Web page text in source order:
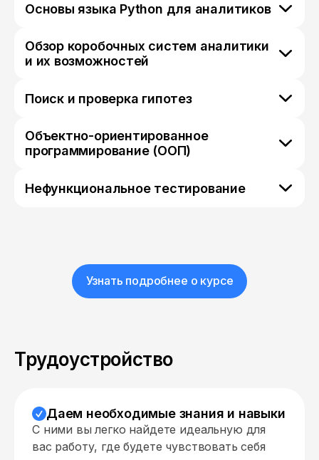
Основы языка Python для аналитиков
Обзор коробочных систем аналитики
и их возможностей
Поиск и проверка гипотез
Объектно-ориентированное
программирование (ООП)
Нефункциональное тестирование
Узнать подробнее о курсе
Трудоустройство
Даем необходимые знания и навыки
С ними вы легко найдете идеальную для
вас работу, где будете чувствовать себя